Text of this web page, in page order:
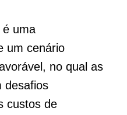
é uma
um cenário
no qual as
desafios
custos de